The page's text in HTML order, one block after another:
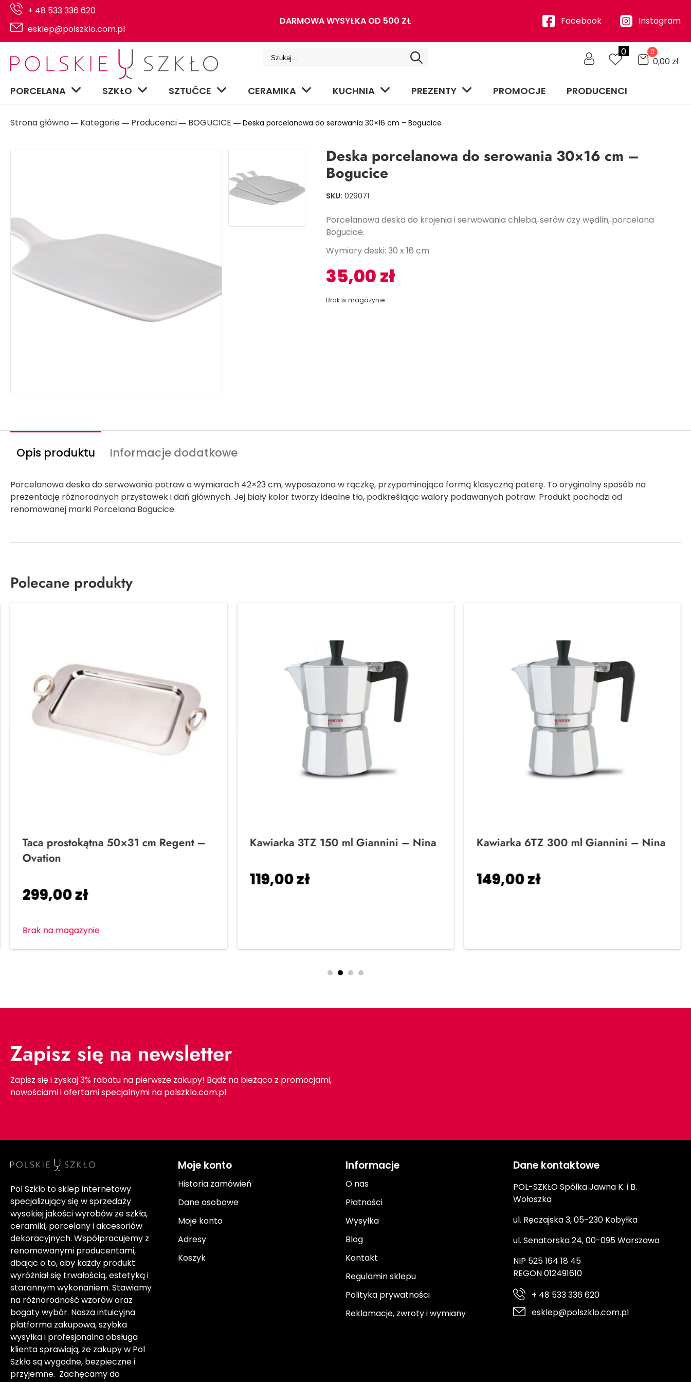
+ 48 533 336 620
esklep@polszklo.com.pl
DARMOWA WYSYŁKA OD 500 ZŁ Facebook Instagram
0 0
0,00 zł
PORCELANA SZKŁO SZTUĆCE CERAMIKA KUCHNIA PREZENTY PROMOCJE PRODUCENCI
Strona główna ― Kategorie ― Producenci ― BOGUCICE ― Deska porcelanowa do serowania 30×16 cm – Bogucice
Deska porcelanowa do serowania 30×16 cm –
Bogucice
SKU: 029071
Porcelanowa deska do krojenia i serwowania chleba, serów czy wędlin, porcelana
Bogucice.
Wymiary deski: 30 x 16 cm
35,00zł
Brak w magazynie
Opis produktu Informacje dodatkowe
Porcelanowa deska do serwowania potraw o wymiarach 42×23 cm, wyposażona w rączkę, przypominająca formą klasyczną paterę. To oryginalny sposób na
prezentację różnorodnych przystawek i dań głównych. Jej biały kolor tworzy idealne tło, podkreślając walory podawanych potraw. Produkt pochodzi od
renomowanej marki Porcelana Bogucice.
Polecane produkty
Taca prostokątna 50×31 cm Regent –
Ovation
299,00zł
Brak na magazynie
Kawiarka 3TZ 150 ml Giannini – Nina
119,00zł
Kawiarka 6TZ 300 ml Giannini – Nina
149,00zł
Zapisz się na newsletter
Zapisz się i zyskaj 3% rabatu na pierwsze zakupy! Bądź na bieżąco z promocjami,
nowościami i ofertami specjalnymi na polszklo.com.pl
Pol Szkło to sklep internetowy
specjalizujący się w sprzedaży
wysokiej jakości wyrobów ze szkła,
ceramiki, porcelany i akcesoriów
dekoracyjnych. Współpracujemy z
renomowanymi producentami,
dbając o to, aby każdy produkt
wyróżniał się trwałością, estetyką i
starannym wykonaniem. Stawiamy
na różnorodność wzorów oraz
bogaty wybór. Nasza intuicyjna
platforma zakupowa, szybka
wysyłka i profesjonalna obsługa
klienta sprawiają, że zakupy w Pol
Szkło są wygodne, bezpieczne i
przyjemne. Zachęcamy do
Moje konto
Historia zamówień
Dane osobowe
Moje konto
Adresy
Koszyk
Informacje
O nas
Płatności
Wysyłka
Blog
Kontakt
Regulamin sklepu
Polityka prywatności
Reklamacje, zwroty i wymiany
Dane kontaktowe
POL-SZKŁO Spółka Jawna K. i B.
Wołoszka
ul. Ręczajska 3, 05-230 Kobyłka
ul. Senatorska 24, 00-095 Warszawa
NIP 525 164 18 45
REGON 012491610
+ 48 533 336 620
esklep@polszklo.com.pl